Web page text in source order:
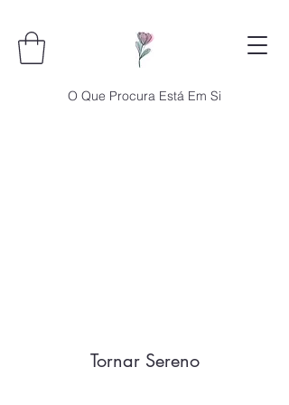
O Que Procura Está Em Si
Tornar Sereno